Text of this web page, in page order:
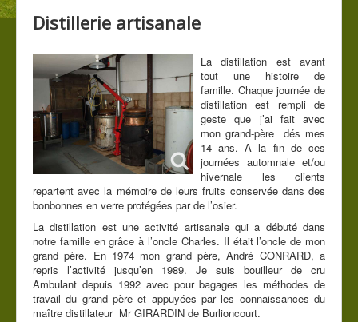
Gazette de l'Arsenal
La brasserie
Distillerie artisanale
Les légumes du jardin
C.G.V.
Mentions légales
Contact
Vous êtes ici : Accueil
Accueil
Distillerie artisanale
Distillerie artisanale
La distillation est avant
tout une histoire de
famille. Chaque journée de
distillation est rempli de
geste que j’ai fait avec
mon grand-père dés mes
14 ans. A la fin de ces
journées automnale et/ou
hivernale les clients
repartent avec la mémoire de leurs fruits conservée dans des
bonbonnes en verre protégées par de l’osier.
La distillation est une activité artisanale qui a débuté dans
notre famille en grâce à l’oncle Charles. Il était l’oncle de mon
grand père. En 1974 mon grand père, André CONRARD, a
repris l’activité jusqu’en 1989. Je suis bouilleur de cru
Ambulant depuis 1992 avec pour bagages les méthodes de
travail du grand père et appuyées par les connaissances du
maître distillateur Mr GIRARDIN de Burlioncourt.